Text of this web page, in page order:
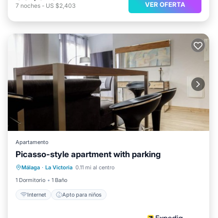
7 noches - US $2,403 VER OFERTA
Apartamento
Picasso-style apartment with parking
Málaga · La Victoria 0.11 mi al centro
1 Dormitorio
1 Baño
Internet Apto para niños
Internet Apto para niños